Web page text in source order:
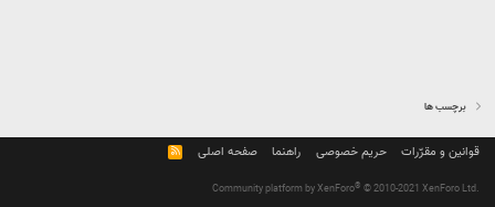
برچسب ها
قوانین و مقرّرات حریم خصوصی راهنما صفحه اصلی
R
S
Community platform by XenForo® © 2010-2021 XenForo Ltd.